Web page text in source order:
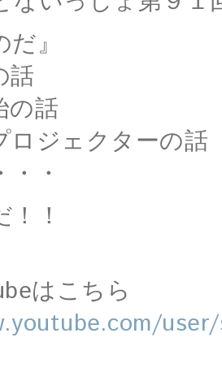
』
話
の話
ロジェクターの話
・
！
はこちら